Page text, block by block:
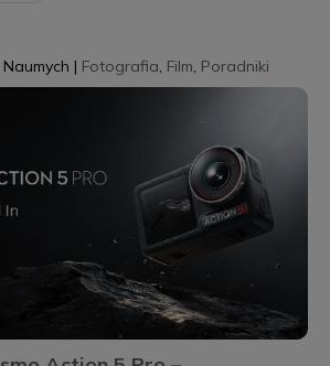
| Fotografia, Film, Poradniki